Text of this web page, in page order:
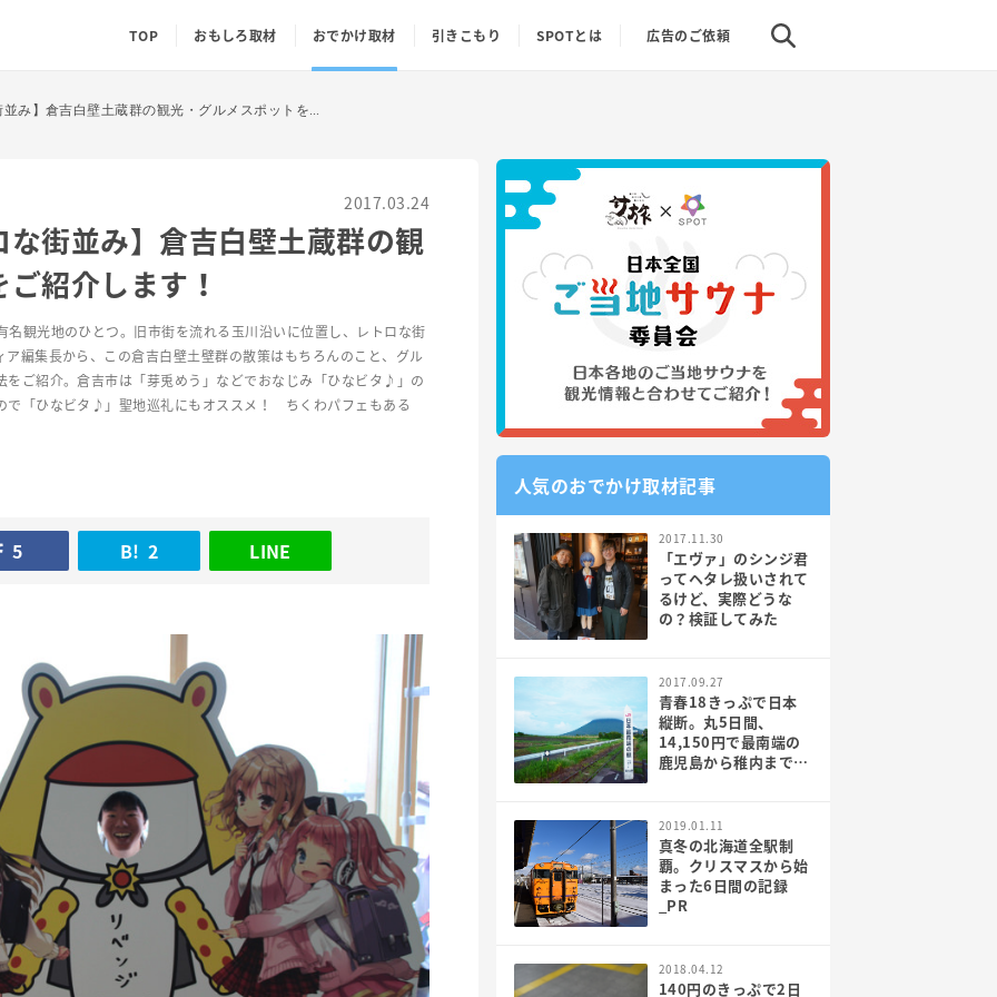
TOP おもしろ取材 おでかけ取材 引きこもり SPOTとは 広告のご依頼
2017.03.24
街並み】倉吉白壁土蔵群の観
紹介します！
観光地のひとつ。旧市街を流れる玉川沿いに位置し、レトロな街
編集長から、この倉吉白壁土壁群の散策はもちろんのこと、グル
をご紹介。倉吉市は「芽兎めう」などでおなじみ「ひなビタ♪」の
で「ひなビタ♪」聖地巡礼にもオススメ！ ちくわパフェもある
5 B! 2 LINE
人気のおでかけ取材記事
2017.11.30
「エヴァ」のシンジ君
ってヘタレ扱いされて
るけど、実際どうな
の？検証してみた
2017.09.27
青春18きっぷで日本
縦断。丸5日間、
14,150円で最南端の
鹿児島から稚内まで行
2019.01.11
真冬の北海道全駅制
覇。クリスマスから始
まった6日間の記録
_PR
2018.04.12
140円のきっぷで2日